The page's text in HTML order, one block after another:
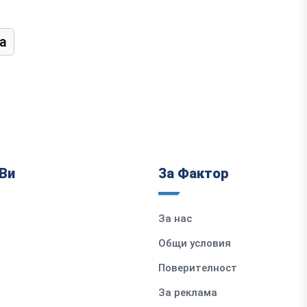
За Фактор
За нас
Общи условия
Поверителност
За реклама